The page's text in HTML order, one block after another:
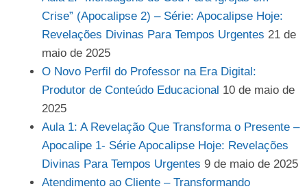
Crise” (Apocalipse 2) – Série: Apocalipse Hoje:
Revelações Divinas Para Tempos Urgentes 21 de
maio de 2025
O Novo Perfil do Professor na Era Digital:
Produtor de Conteúdo Educacional 10 de maio de
2025
Aula 1: A Revelação Que Transforma o Presente –
Apocalipe 1- Série Apocalipse Hoje: Revelações
Divinas Para Tempos Urgentes 9 de maio de 2025
Atendimento ao Cliente – Transformando